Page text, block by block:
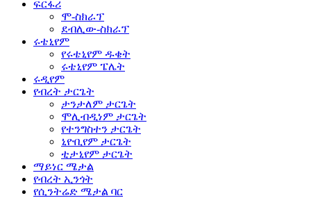
ፍርፋሪ
ሞ-ስክራፕ
ደብሊው-ስክራፕ
ሩቴኒየም
የሩቴኒየም ዱቄት
ሩቴኒየም ፔሌት
ሩዲየም
የብረት ታርጌት
ታንታለም ታርጌት
ሞሊብዲነም ታርጌት
የተንግስተን ታርጌት
ኒዮቢየም ታርጌት
ቲታኒየም ታርጌት
ማይነር ሜታል
የብረት ኢንጎት
የሲንትሬድ ሜታል ባር